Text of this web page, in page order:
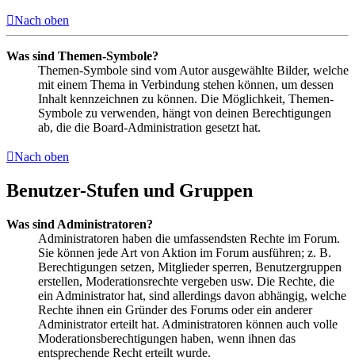
Nach oben
Was sind Themen-Symbole?
Themen-Symbole sind vom Autor ausgewählte Bilder, welche
mit einem Thema in Verbindung stehen können, um dessen
Inhalt kennzeichnen zu können. Die Möglichkeit, Themen-
Symbole zu verwenden, hängt von deinen Berechtigungen
ab, die die Board-Administration gesetzt hat.
Nach oben
Benutzer-Stufen und Gruppen
Was sind Administratoren?
Administratoren haben die umfassendsten Rechte im Forum.
Sie können jede Art von Aktion im Forum ausführen; z. B.
Berechtigungen setzen, Mitglieder sperren, Benutzergruppen
erstellen, Moderationsrechte vergeben usw. Die Rechte, die
ein Administrator hat, sind allerdings davon abhängig, welche
Rechte ihnen ein Gründer des Forums oder ein anderer
Administrator erteilt hat. Administratoren können auch volle
Moderationsberechtigungen haben, wenn ihnen das
entsprechende Recht erteilt wurde.